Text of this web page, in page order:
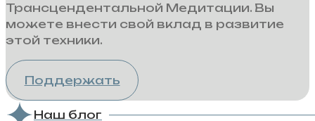
Трансцендентальной Медитации. Вы
можете внести свой вклад в развитие
этой техники.
Поддержать
Наш блог